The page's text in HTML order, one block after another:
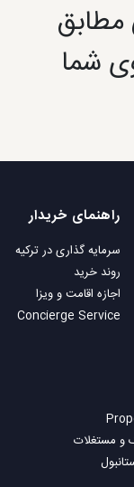
شما
راهنمای خریدار
سرمایه گذاری در ترکیه
روند خرید
اجازه اقامت و ویزا
Concierge Service
و مستغلات